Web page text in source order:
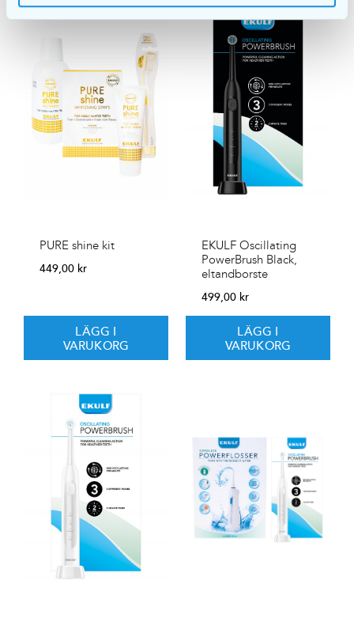
PURE shine kit
449,00 kr
LÄGG I
VARUKORG
EKULF Oscillating
PowerBrush Black,
eltandborste
499,00 kr
LÄGG I
VARUKORG